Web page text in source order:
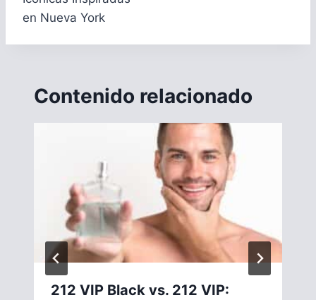
en Nueva York
Contenido relacionado
212 VIP Black vs. 212 VIP: